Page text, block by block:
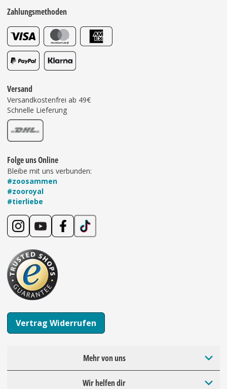
Zahlungsmethoden
Versand
Versandkostenfrei ab 49€
Schnelle Lieferung
Folge uns Online
Bleibe mit uns verbunden:
#zoosammen
#zooroyal
#tierliebe
Vertrag Widerrufen
Mehr von uns
Wir helfen dir